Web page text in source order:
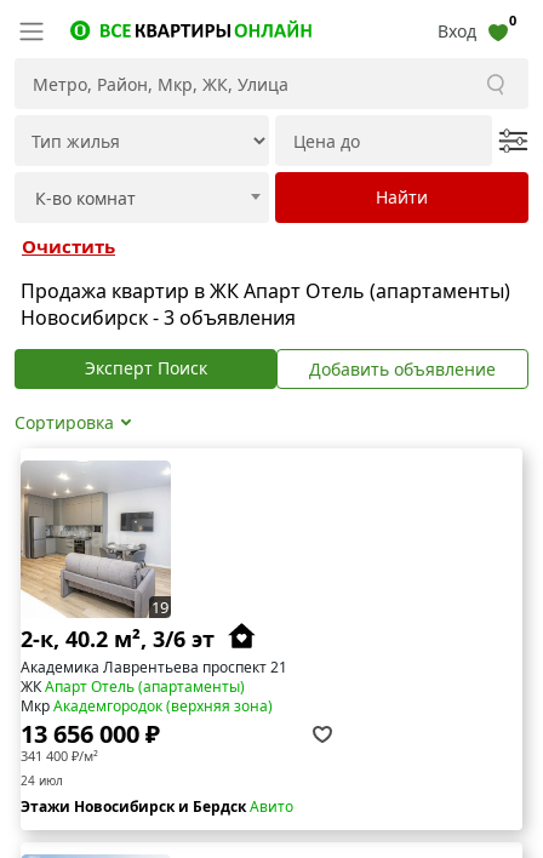
Вход 0
Очистить
Продажа квартир в ЖК Апарт Отель (апартаменты)
Новосибирск - 3 объявления
Эксперт Поиск Добавить объявление
Сортировка
19
2-к, 40.2 м², 3/6 эт
Академика Лаврентьева проспект 21
ЖКАпарт Отель (апартаменты)
МкрАкадемгородок (верхняя зона)
13 656 000 ₽
341 400 ₽/м²
24 июл
Этажи Новосибирск и БердскАвито